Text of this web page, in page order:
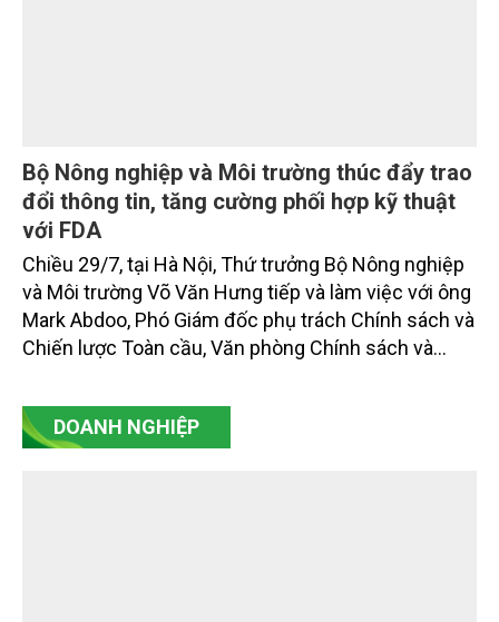
Bộ Nông nghiệp và Môi trường thúc đẩy trao
đổi thông tin, tăng cường phối hợp kỹ thuật
với FDA
Chiều 29/7, tại Hà Nội, Thứ trưởng Bộ Nông nghiệp
và Môi trường Võ Văn Hưng tiếp và làm việc với ông
Mark Abdoo, Phó Giám đốc phụ trách Chính sách và
Chiến lược Toàn cầu, Văn phòng Chính sách và
DOANH NGHIỆP